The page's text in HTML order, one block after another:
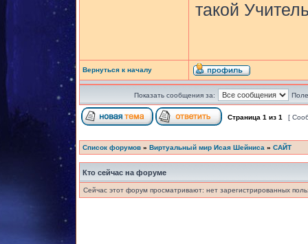
такой
Вернуться к началу
Показать сообщения за:
Страница 1 из 1 [
Список форумов » Виртуальный мир Исая Шейниса » САЙТ
Кто сейчас на форуме
Сейчас этот форум просматривают: нет зарегистрированных